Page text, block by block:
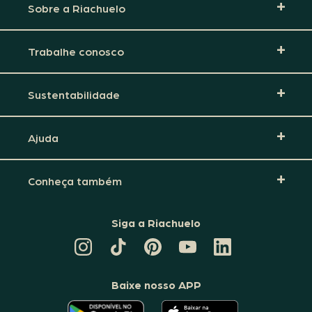
Sobre a Riachuelo
Trabalhe conosco
Sustentabilidade
Ajuda
Conheça também
Siga a Riachuelo
TIKTOK
DA
PINTEREST
DA
CANAL
DA
RIACHUELO
LINKEDIN
DA
Baixe nosso APP
O O